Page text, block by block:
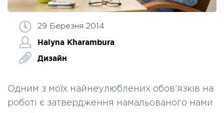
29 Березня 2014
Halyna Kharambura
Дизайн
Одним з моїх найнеулюблених обов’язків на
роботі є затвердження намальованого нами